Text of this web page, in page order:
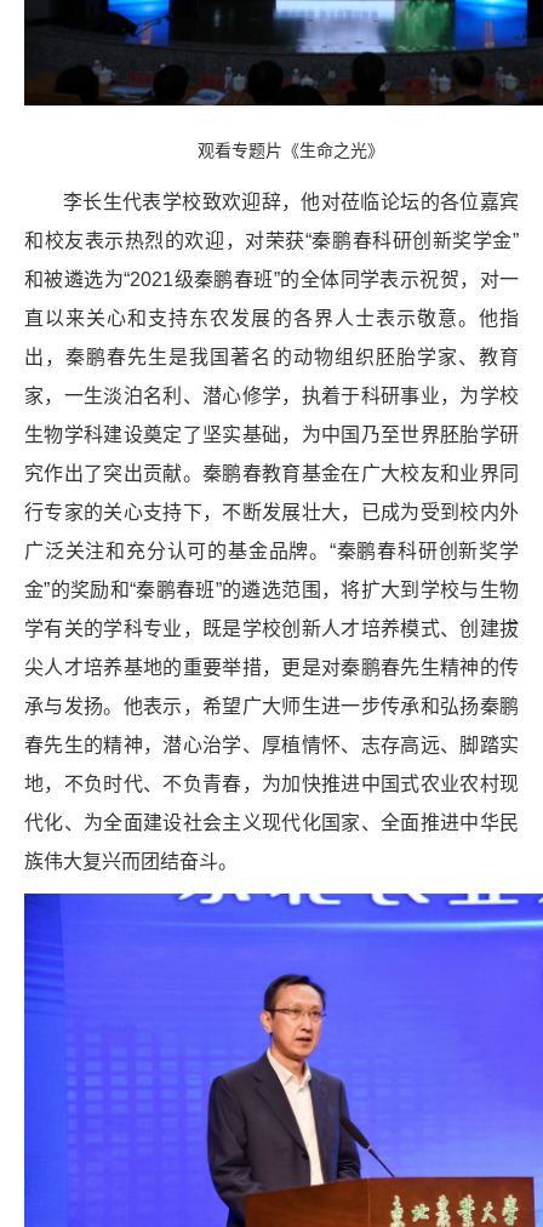
观看专题片《生命之光》
李长生代表学校致欢迎辞，他对莅临论坛的各位嘉宾
和校友表示热烈的欢迎，对荣获“秦鹏春科研创新奖学金”
和被遴选为“2021级秦鹏春班”的全体同学表示祝贺，对一
直以来关心和支持东农发展的各界人士表示敬意。他指
出，秦鹏春先生是我国著名的动物组织胚胎学家、教育
家，一生淡泊名利、潜心修学，执着于科研事业，为学校
生物学科建设奠定了坚实基础，为中国乃至世界胚胎学研
究作出了突出贡献。秦鹏春教育基金在广大校友和业界同
行专家的关心支持下，不断发展壮大，已成为受到校内外
广泛关注和充分认可的基金品牌。“秦鹏春科研创新奖学
金”的奖励和“秦鹏春班”的遴选范围，将扩大到学校与生物
学有关的学科专业，既是学校创新人才培养模式、创建拔
尖人才培养基地的重要举措，更是对秦鹏春先生精神的传
承与发扬。他表示，希望广大师生进一步传承和弘扬秦鹏
春先生的精神，潜心治学、厚植情怀、志存高远、脚踏实
地，不负时代、不负青春，为加快推进中国式农业农村现
代化、为全面建设社会主义现代化国家、全面推进中华民
族伟大复兴而团结奋斗。